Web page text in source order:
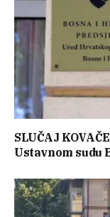
SLUČAJ
Ustavnom sudu